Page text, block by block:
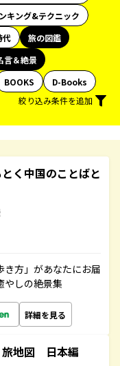
キング&テクニック
代
旅の図鑑
言＆絶景
BOOKS
D-Books
絞り込み条件を追加
く中国のことばと
方」があなたにお届
やしの絶景集
詳細を見る
地図 日本編